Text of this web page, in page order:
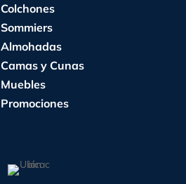
Colchones
Sommiers
Almohadas
Camas y Cunas
Muebles
Promociones